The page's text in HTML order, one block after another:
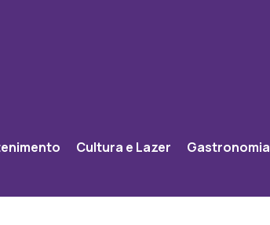
Cultura e Lazer Gastronomia